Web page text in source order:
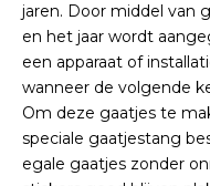
jaren. Door middel van
en het jaar wordt
een apparaat of
wanneer de volgende
Om deze gaatjes te
speciale gaatjestang
egale gaatjes zonder